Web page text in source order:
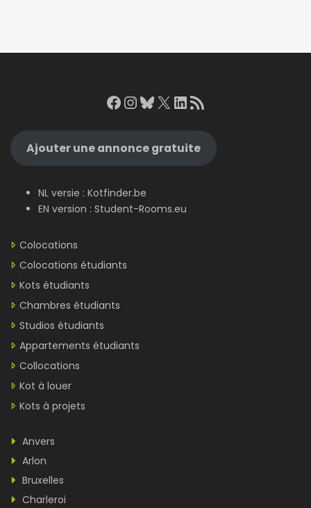
Facebook
Instagram
Bluesky
X LinkedIn
RSS Feed
Ajouter une annonce gratuite
NL versie : Kotfinder.be
EN version : Student-Rooms.eu
Colocations
Colocations étudiants
Kots étudiants
Chambres étudiants
Studios étudiants
Appartements étudiants
Collocations
Kot à louer
Kots à projets
Anvers
Arlon
Bruxelles
Charleroi